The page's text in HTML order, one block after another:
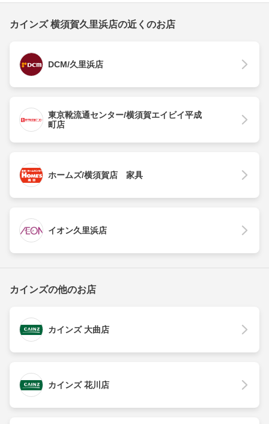
カインズ 横須賀久里浜店の近くのお店
DCM/久里浜店
東京靴流通センター/横須賀エイビイ平成
町店
ホームズ/横須賀店 家具
イオン久里浜店
カインズの他のお店
カインズ 大曲店
カインズ 花川店